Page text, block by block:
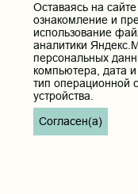
Оставаясь на
ознакомление и
использование
аналитики
персональных
компьютера, дата
тип операционной
устройства.
Согласен(а)